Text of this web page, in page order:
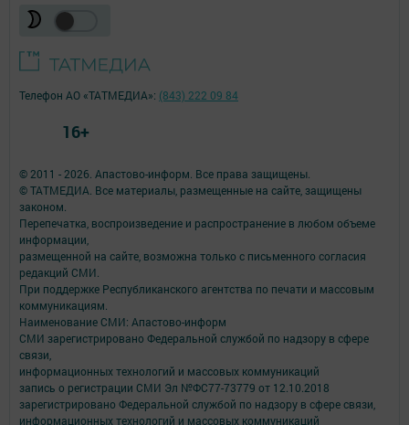
© 2011 - 2026. Апастово-информ. Все права защищены.
© ТАТМЕДИА. Все материалы, размещенные на сайте, защищены
законом.
Перепечатка, воспроизведение и распространение в любом объеме
информации,
размещенной на сайте, возможна только с письменного согласия
редакций СМИ.
При поддержке Республиканского агентства по печати и массовым
коммуникациям.
Наименование СМИ: Апастово-информ
СМИ зарегистрировано Федеральной службой по надзору в сфере
связи,
информационных технологий и массовых коммуникаций
запись о регистрации СМИ Эл №ФС77-73779 от 12.10.2018
зарегистрировано Федеральной службой по надзору в сфере связи,
информационных технологий и массовых коммуникаций
Телефон АО «ТАТМЕДИА»: (843) 222 09 84
16+